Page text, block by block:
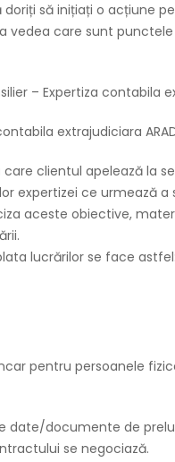
doriți să inițiați o acțiune
vedea care sunt
– Expertiza contabila
extrajudiciara
clientul apelează la
expertizei ce urmează a
aceste obiective,
lucrărilor se face
pentru persoanele
date/documente de
se negociază.